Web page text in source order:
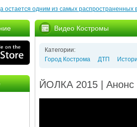
остается одним из самых распространенных
более 40 километров областных дорог
выставка, посвященная 30-летию аварии
улучшили свое благосостояние
программа «Мир без слез» приехала в
бульваре
противопожарной безопасности
Видео Костромы
Категории:
Город Кострома
ДТП
ЙОЛКА 2015 | Анонс